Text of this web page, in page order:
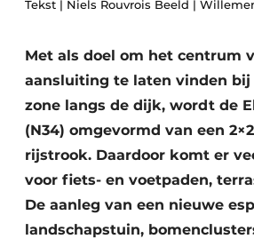
Tekst | Niels Rouvrois Beeld |
Met als doel om het centrum
aansluiting te laten vinden
zone langs de dijk, wordt de
(N34) omgevormd van een 2×2
rijstrook. Daardoor komt er
voor fiets- en voetpaden,
De aanleg van een nieuwe
landschapstuin,